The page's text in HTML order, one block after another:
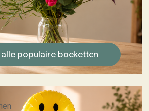
alle populaire boeketten